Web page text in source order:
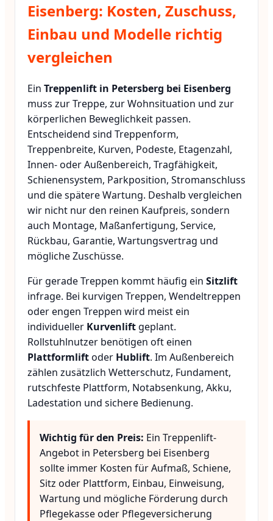
Eisenberg: Kosten, Zuschuss,
Einbau und Modelle richtig
vergleichen
Ein Treppenlift in Petersberg bei Eisenberg
muss zur Treppe, zur Wohnsituation und zur
körperlichen Beweglichkeit passen.
Entscheidend sind Treppenform,
Treppenbreite, Kurven, Podeste, Etagenzahl,
Innen- oder Außenbereich, Tragfähigkeit,
Schienensystem, Parkposition, Stromanschluss
und die spätere Wartung. Deshalb vergleichen
wir nicht nur den reinen Kaufpreis, sondern
auch Montage, Maßanfertigung, Service,
Rückbau, Garantie, Wartungsvertrag und
mögliche Zuschüsse.
Für gerade Treppen kommt häufig ein Sitzlift
infrage. Bei kurvigen Treppen, Wendeltreppen
oder engen Treppen wird meist ein
individueller Kurvenlift geplant.
Rollstuhlnutzer benötigen oft einen
Plattformliftoder Hublift. Im Außenbereich
zählen zusätzlich Wetterschutz, Fundament,
rutschfeste Plattform, Notabsenkung, Akku,
Ladestation und sichere Bedienung.
Wichtig für den Preis: Ein Treppenlift-
Angebot in Petersberg bei Eisenberg
sollte immer Kosten für Aufmaß, Schiene,
Sitz oder Plattform, Einbau, Einweisung,
Wartung und mögliche Förderung durch
Pflegekasse oder Pflegeversicherung